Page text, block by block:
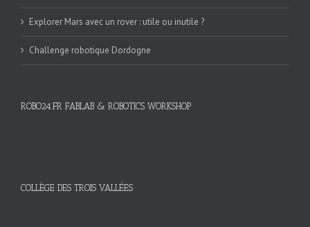
Explorer Mars avec un rover : utile ou inutile ?
Challenge robotique Dordogne
ROBO24.FR FABLAB & ROBOTICS WORKSHOP
COLLÈGE DES TROIS VALLÉES